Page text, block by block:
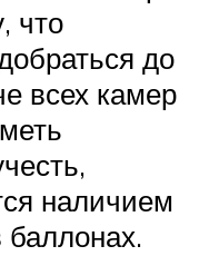
что
до
всех камер
наличием
баллонах.